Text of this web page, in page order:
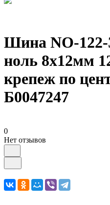
Шина NO-122-
ноль 8х12мм
крепеж по
Б0047247
0
Нет отзывов